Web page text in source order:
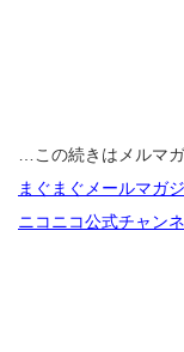
…この続きはメルマ
まぐまぐメールマガ
ニコニコ公式チャン